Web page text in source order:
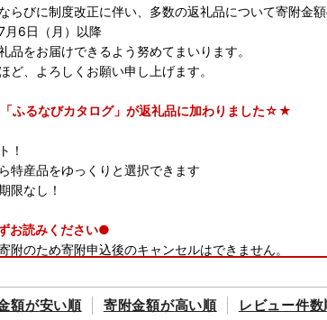
らびに制度改正に伴い、多数の返礼品について寄附金
月6日（月）以降
品をお届けできるよう努めてまいります。
ど、よろしくお願い申し上げます。
ふるなびカタログ」が返礼品に加わりました☆★
！
特産品をゆっくりと選択できます
限なし！
お読みください●
附のため寄附申込後のキャンセルはできません。
額が安い順 寄附金額が高い順 レビュー件数